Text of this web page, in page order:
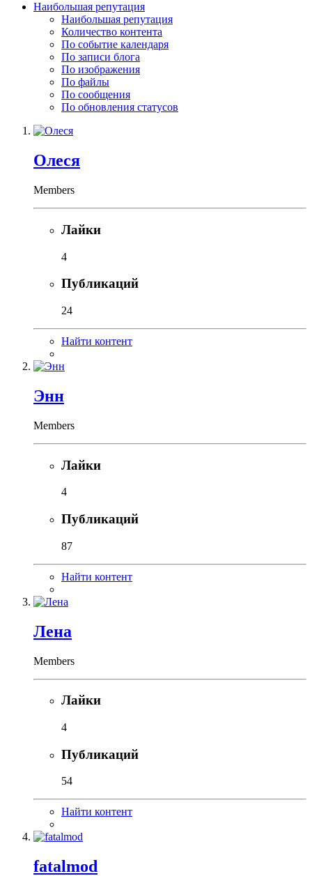
Наибольшая репутация
Наибольшая репутация
Количество контента
По событие календаря
По записи блога
По изображения
По файлы
По сообщения
По обновления статусов
Олеся
Members
Лайки
4
Публикаций
24
Найти контент
Энн
Members
Лайки
4
Публикаций
87
Найти контент
Лена
Members
Лайки
4
Публикаций
54
Найти контент
fatalmod